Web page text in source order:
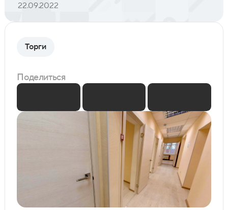
22.09.2022
Торги
Поделиться